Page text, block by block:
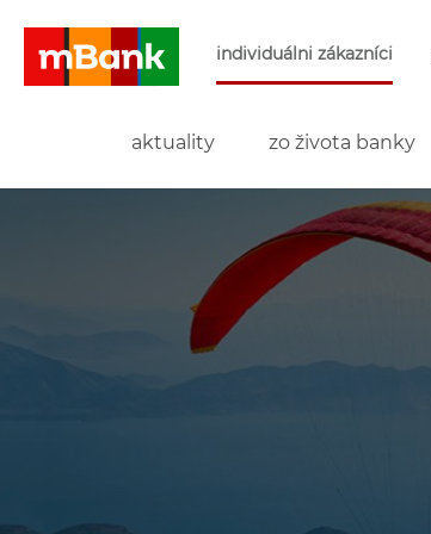
individuálni zákazníci
aktuality zo života banky